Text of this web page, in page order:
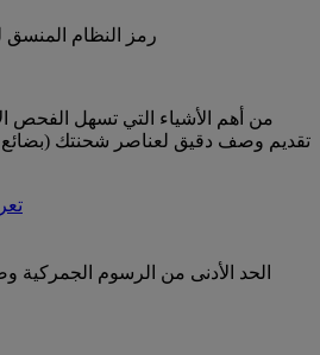
رمز النظام
من أهم الأشياء التي تسهل الفحص
تقديم وصف دقيق لعناصر شحنتك
الحد الأدنى من الرسوم الجمركية